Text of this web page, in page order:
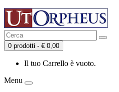
0 prodotti - € 0,00
Il tuo Carrello è vuoto.
Menu